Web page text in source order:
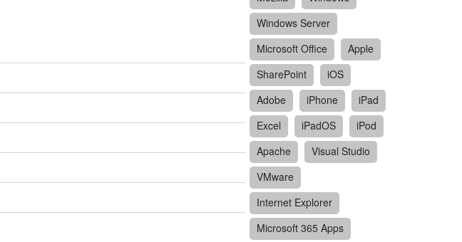
Windows Server
Microsoft Office
Apple
SharePoint
iOS
Adobe
iPhone
iPad
Excel
iPadOS
iPod
Apache
Visual Studio
VMware
Internet Explorer
Microsoft 365 Apps